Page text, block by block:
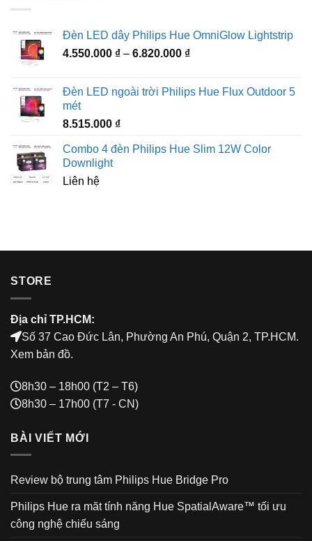
Đèn LED dây Philips Hue OmniGlow Lightstrip
4.550.000 ₫ – 6.820.000 ₫Khoảng
4.550.000 ₫
Đèn LED ngoài trời Philips Hue Flux Outdoor 5
mét
8.515.000 ₫
Combo 4 đèn Philips Hue Slim 12W Color
Downlight
Liên hệ
STORE
Địa chỉ TP.HCM:
Số 37 Cao Đức Lân, Phường An Phú, Quận 2, TP.HCM.
Xem bản đồ.
8h30 – 18h00 (T2 – T6)
8h30 – 17h00 (T7 - CN)
BÀI VIẾT MỚI
Review bộ trung tâm Philips Hue Bridge Pro
Philips Hue ra măt tính năng Hue SpatialAware™ tối ưu
công nghệ chiếu sáng